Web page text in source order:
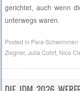
gerichtet, auch wenn
unterwegs waren.
Posted in Para-Schwimmen
Ziegner,Julia Cohrt Nico